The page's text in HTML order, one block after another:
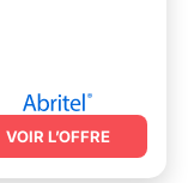
will surely love it.
2 Chambres
are provided by
VOIR L’OFFRE